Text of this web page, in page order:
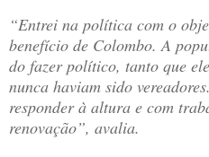
“Entrei na política com o
benefício de Colombo. A
do fazer político, tanto que
nunca haviam sido
responder à altura e com
renovação”, avalia.